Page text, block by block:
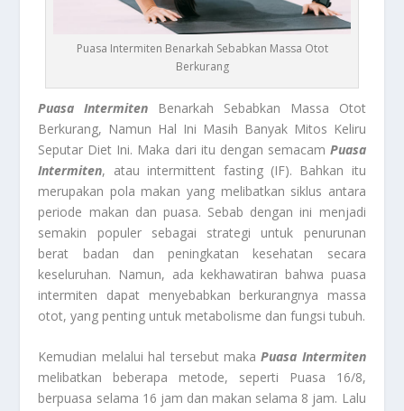
Puasa Intermiten Benarkah Sebabkan Massa Otot
Berkurang
Puasa Intermiten Benarkah Sebabkan Massa Otot
Berkurang, Namun Hal Ini Masih Banyak Mitos Keliru
Seputar Diet Ini. Maka dari itu dengan semacam Puasa
Intermiten, atau intermittent fasting (IF). Bahkan itu
merupakan pola makan yang melibatkan siklus antara
periode makan dan puasa. Sebab dengan ini menjadi
semakin populer sebagai strategi untuk penurunan
berat badan dan peningkatan kesehatan secara
keseluruhan. Namun, ada kekhawatiran bahwa puasa
intermiten dapat menyebabkan berkurangnya massa
otot, yang penting untuk metabolisme dan fungsi tubuh.
Kemudian melalui hal tersebut makaPuasa Intermiten
melibatkan beberapa metode, seperti Puasa 16/8,
berpuasa selama 16 jam dan makan selama 8 jam. Lalu